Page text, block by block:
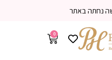
באתר
0